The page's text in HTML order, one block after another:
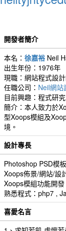
開發者簡介
本名： 徐嘉裕 Neil
出生年份：1976年
現職：網站程式設
任職公司： Neil網站
目前興趣：程式研
簡介：本人致力於
型Xoops模組及
境。
設計專長
Photoshop PSD模
Xoops佈景/網站/設
Xoops模組功能開發
熟悉程式：php7 ,
喜愛名言